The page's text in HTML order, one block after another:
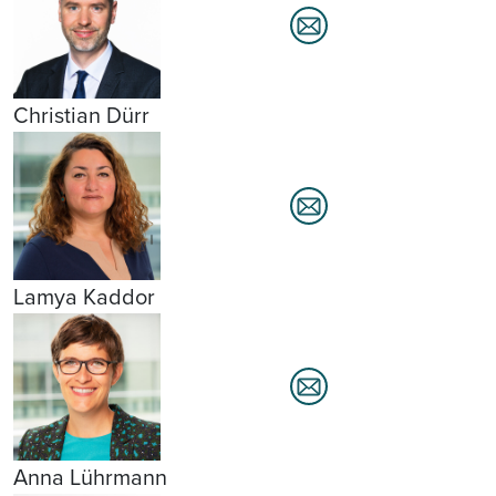
Christian Dürr
Lamya Kaddor
Anna Lührmann